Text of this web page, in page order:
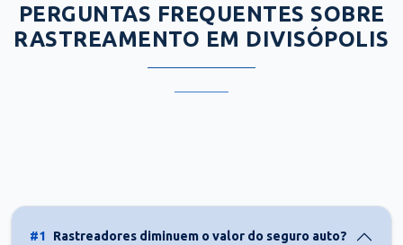
PERGUNTAS FREQUENTES SOBRE
RASTREAMENTO EM DIVISÓPOLIS
#1 Rastreadores diminuem o valor do seguro auto?